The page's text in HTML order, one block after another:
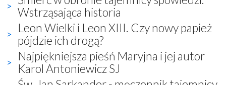
Wstrząsająca historia
Leon Wielki i Leon XIII. Czy nowy papież
pójdzie ich drogą?
Najpiękniejsza pieśń Maryjna i jej autor
Karol Antoniewicz SJ